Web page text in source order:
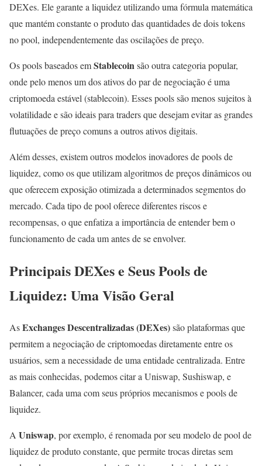
DEXes. Ele garante a liquidez utilizando uma fórmula matemática
que mantém constante o produto das quantidades de dois tokens
no pool, independentemente das oscilações de preço.
Os pools baseados emStablecoinsão outra categoria popular,
onde pelo menos um dos ativos do par de negociação é uma
criptomoeda estável (stablecoin). Esses pools são menos sujeitos à
volatilidade e são ideais para traders que desejam evitar as grandes
flutuações de preço comuns a outros ativos digitais.
Além desses, existem outros modelos inovadores de pools de
liquidez, como os que utilizam algoritmos de preços dinâmicos ou
que oferecem exposição otimizada a determinados segmentos do
mercado. Cada tipo de pool oferece diferentes riscos e
recompensas, o que enfatiza a importância de entender bem o
funcionamento de cada um antes de se envolver.
Principais DEXes e Seus Pools de
Liquidez: Uma Visão Geral
AsExchanges Descentralizadas (DEXes)são plataformas que
permitem a negociação de criptomoedas diretamente entre os
usuários, sem a necessidade de uma entidade centralizada. Entre
as mais conhecidas, podemos citar a Uniswap, Sushiswap, e
Balancer, cada uma com seus próprios mecanismos e pools de
liquidez.
A Uniswap, por exemplo, é renomada por seu modelo de pool de
liquidez de produto constante, que permite trocas diretas sem